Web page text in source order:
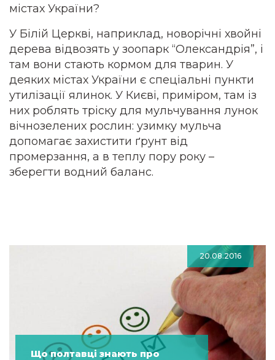
містах України?
У Білій Церкві, наприклад, новорічні хвойні
дерева відвозять у зоопарк “Олександрія”, і
там вони стають кормом для тварин. У
деяких містах України є спеціальні пункти
утилізації ялинок. У Києві, приміром, там із
них роблять тріску для мульчування лунок
вічнозелених рослин: узимку мульча
допомагає захистити ґрунт від
промерзання, а в теплу пору року –
зберегти водний баланс.
20.08.2016
Що полтавці знають про